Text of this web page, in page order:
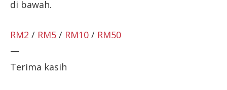
di bawah.
RM2 / RM5 / RM10 / RM50
—
Terima kasih